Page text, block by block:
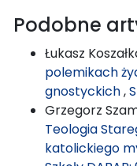
Podobne
Łukasz
polemikach
gnostyckich,
Grzegorz
Teologia
katolickiego